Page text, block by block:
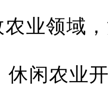
业领域
休闲农业